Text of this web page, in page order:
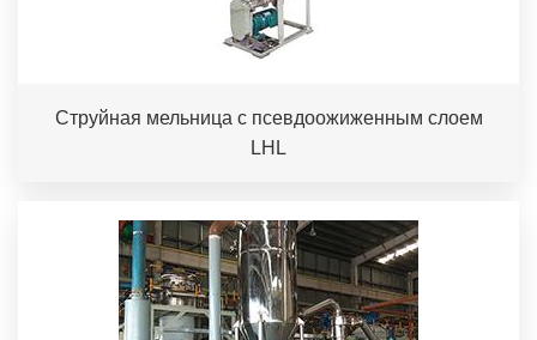
Струйная мельница с псевдоожиженным слоем
LHL